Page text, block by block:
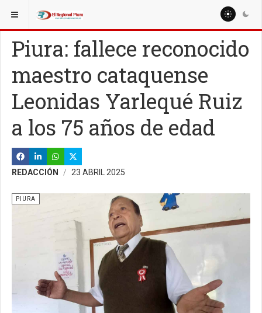
ESTÁ AQUÍ: REGIÓN PIURA
Piura: fallece reconocido
maestro cataquense
Leonidas Yarlequé Ruiz
a los 75 años de edad
REDACCIÓN 23 ABRIL 2025
PIURA